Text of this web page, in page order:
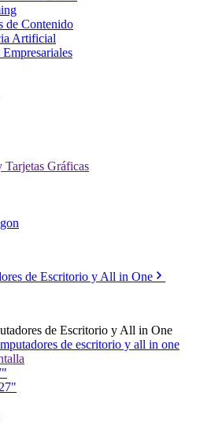
de Contenido
Artificial
Tarjetas Gráficas
de Escritorio y All in One
de Escritorio y All in One
de escritorio y all in one